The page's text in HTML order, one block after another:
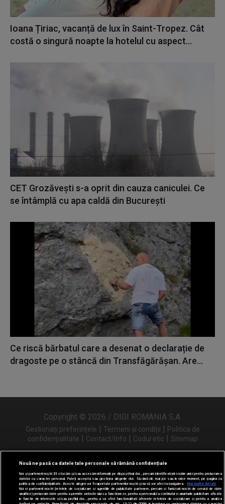
Ioana Țiriac, vacanță de lux în Saint-Tropez. Cât
costă o singură noapte la hotelul cu aspect...
CET Grozăvești s-a oprit din cauza caniculei. Ce
se întâmplă cu apa caldă din București
Ce riscă bărbatul care a desenat o declarație de
dragoste pe o stâncă din Transfăgărășan. Are...
Copyright © 2026 / DIGI ROMANIA S.A.
Gestionați preferințele | Termeni și condiții | Politica de
confidențialitate | Contact/Info | Codul etic | Sitemap
Urmărește-ne și pe
Nouă ne pasă ca datele tale personale să rămână confidențiale
Noi și partenerii noștri31 stocăm și/sau accesăm informații pe dispozitivul dvs., precum identificatorii cookie unici pentru prelucrarea
datelor cu caracter personal. Puteți accepta sau gestiona alegerile dvs. făcând clic mai jos sau în orice moment, pe pagina cu
politica de confidențialitate. Aceste alegeri vor fi raportate partenerilor noștri și nu vă vor afecta navigarea.
Mai multe detalii
Noi si partenerii nostri (retelele de socializare si agentiile de publicitate partenere, precum si furnizorii nostri de servicii de date
analitice) prelucram date pentru a permite website-ului sa functioneze, pentru a personaliza continutul si anunturile publicitare afisate
in functie de interesele si/sau profilul dvs., pentru a va oferi functionalitati aferente retelelor de socializare si pentru a analiza